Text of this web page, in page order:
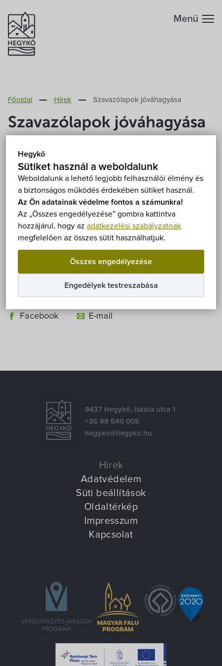
Hegykő
Sütiket használ a weboldalunk
Weboldalunk a lehető legjobb felhasználói élmény és
a biztonságos működés érdekében sütiket használ.
Az Ön adatainak védelme fontos a számunkra!
Az „Összes engedélyezése” gombra kattintva
hozzájárul, hogy az adatkezelési szabályzatnak
megfelelően az összes sütit használhatjuk.
Összes engedélyezése
Engedélyek testreszabása
Fontos telefonszámok
Földrajzi adottság
Éghajlat
Hegykő történelme
Éttermek
Programok
Önkormányzat
Hírek
Egyesületek, alapítványok
Közérdekű adatok
Dokumentumok
Menü
Főoldal Hírek Szavazólapok jóváhagyása
Szavazólapok jóváhagyása
A Helyi Választási Bizottság a helyi önkormányzati
képviselők és polgármesterek 2014. évi általános
választásához kapcsolódóan 2014. szeptember 15-i
ülésén jóváhagyta a polgármester választás és a
képviselő választás szavazólapjait.
A szavazólapok
Facebook E-mail
9437 Hegykő, Iskola utca 1.
+36 99 540 005
hegyko@hegyko.hu
Hírek
Adatvédelem
Süti beállítások
Oldaltérkép
Impresszum
Kapcsolat